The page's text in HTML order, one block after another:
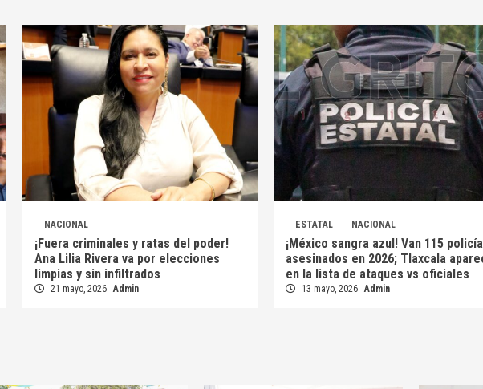
NACIONAL
¡Fuera criminales y ratas del poder!
Ana Lilia Rivera va por elecciones
limpias y sin infiltrados
21 mayo, 2026 Admin
ESTATAL NACIONAL
¡México sangra azul! Van 115
asesinados en 2026; Tlaxcala
en la lista de ataques vs oficiales
13 mayo, 2026 Admin